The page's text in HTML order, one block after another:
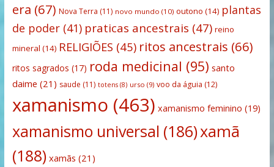
era (67) Nova Terra (11) novo mundo (10) outono (14) plantas
de poder(41) praticas ancestrais (47) reino
mineral (14) RELIGIÕES (45) ritos ancestrais (66)
ritos sagrados (17) roda medicinal (95) santo
daime (21) saude (11) totens(8) urso (9) voo da águia (12)
xamanismo (463) xamanismo feminino (19)
xamanismo universal (186)xamã
(188) xamãs (21)